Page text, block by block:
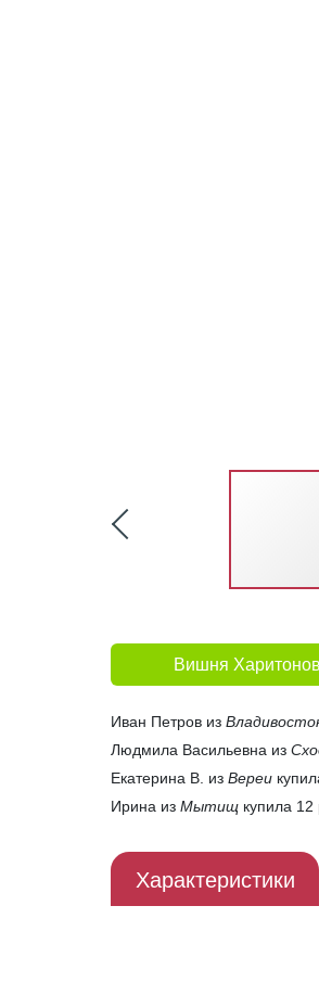
Вишня
Иван Петров из
Людмила Васильевна из
Екатерина В. из Вереи
Ирина из Мытищ купила 12
Характеристики